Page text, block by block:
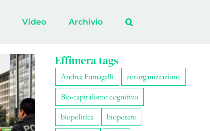
Video Archivio
Effimera tags
Andrea Fumagalli
autorganizzazione
Bio-capitalismo cognitivo
biopolitica
biopotere